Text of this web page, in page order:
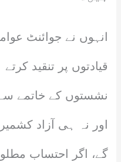
انہوں نے جوائنٹ
قیادتوں پر تنقید
نشستوں کے خاتمے
اور نہ ہی آزاد
گے، اگر احتساب